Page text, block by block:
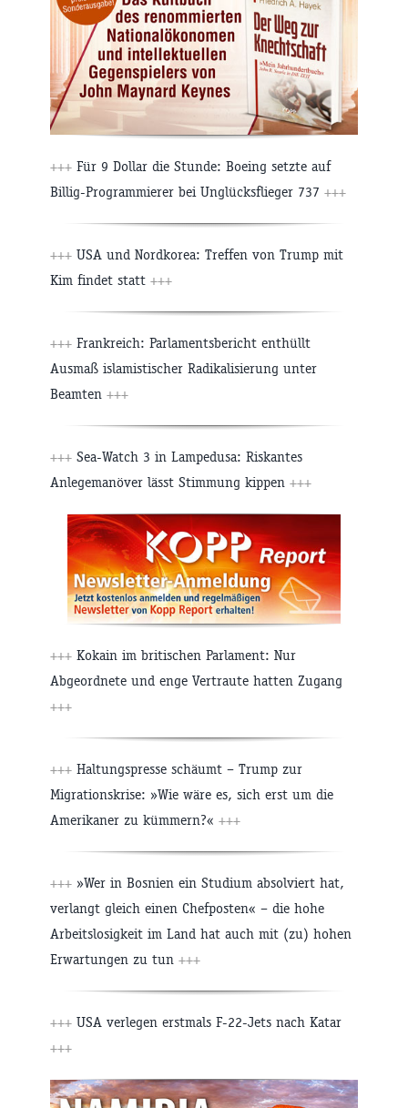
+++ Für 9 Dollar die Stunde: Boeing setzte auf
Billig-Programmierer bei Unglücksflieger 737 +++
+++ USA und Nordkorea: Treffen von Trump mit
Kim findet statt +++
+++ Frankreich: Parlamentsbericht enthüllt
Ausmaß islamistischer Radikalisierung unter
Beamten +++
+++ Sea-Watch 3 in Lampedusa: Riskantes
Anlegemanöver lässt Stimmung kippen +++
+++ Kokain im britischen Parlament: Nur
Abgeordnete und enge Vertraute hatten Zugang
+++
+++ Haltungspresse schäumt – Trump zur
Migrationskrise: »Wie wäre es, sich erst um die
Amerikaner zu kümmern?« +++
+++ »Wer in Bosnien ein Studium absolviert hat,
verlangt gleich einen Chefposten« – die hohe
Arbeitslosigkeit im Land hat auch mit (zu) hohen
Erwartungen zu tun +++
+++ USA verlegen erstmals F-22-Jets nach Katar
+++